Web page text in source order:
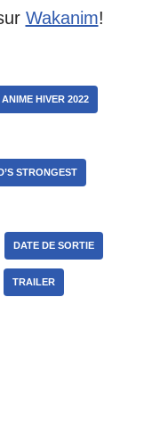
Wakanim!
ANIME HIVER 2022
STRONGEST
DATE DE SORTIE
TRAILER